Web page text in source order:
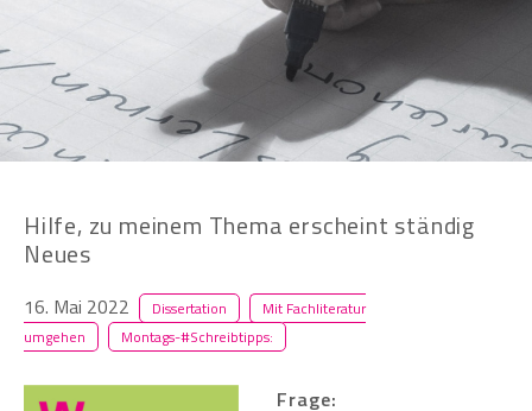
Hilfe, zu meinem Thema erscheint ständig
Neues
16. Mai 2022 Dissertation
Mit Fachliteratur
umgehen
Montags-#Schreibtipps:
Frage: